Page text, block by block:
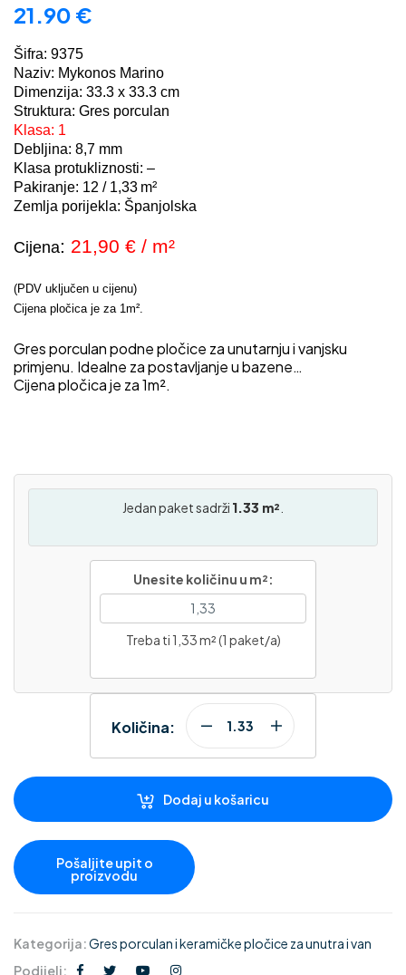
21.90 €
Šifra: 9375
Naziv: Mykonos Marino
Dimenzija: 33.3 x 33.3 cm
Struktura: Gres porculan
Klasa: 1
Debljina: 8,7 mm
Klasa protukliznosti: –
Pakiranje: 12 / 1,33 m²
Zemlja porijekla: Španjolska
Cijena: 21,90 € / m²
(PDV uključen u cijenu)
Cijena pločica je za 1m².
Gres porculan podne pločice za unutarnju i vanjsku
primjenu. Idealne za postavljanje u bazene…
Cijena pločica je za 1m².
Jedan paket sadrži 1.33 m²
Unesite količinu u m²:
Treba ti 1,33 m² (1 paket/a)
Količina:
Dodaj u košaricu
Kategorija:Gres porculan i keramičke pločice za unutra i van
Podijeli: